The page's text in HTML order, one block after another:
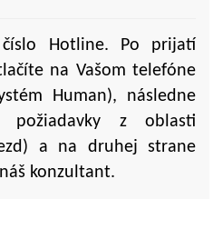
Hotline. Po prijatí
na Vašom telefóne
Human), následne
z oblasti
a na druhej strane
konzultant.